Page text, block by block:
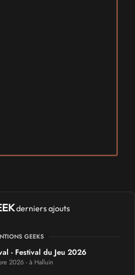
derniers ajouts
GEEKS
- Festival du Jeu 2026
2026 - à Halluin